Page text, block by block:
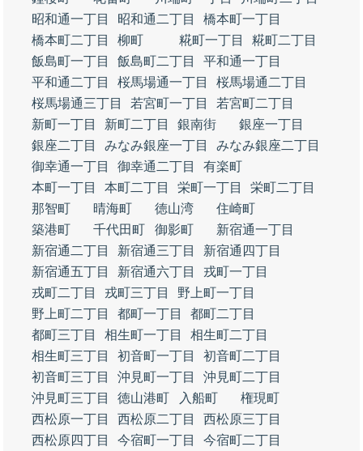
昭和通一丁目
昭和通二丁目
橋本町一丁目
橋本町二丁目
柳町 糀町一丁目
糀町二丁目
飯島町一丁目
飯島町二丁目
平和通一丁目
平和通二丁目
桜馬場通一丁目
桜馬場通二丁目
桜馬場通三丁目
若宮町一丁目
若宮町二丁目
新町一丁目
新町二丁目 銀南街
銀座一丁目
銀座二丁目
みなみ銀座一丁目
みなみ銀座二丁目
御幸通一丁目
御幸通二丁目
有楽町
本町一丁目
本町二丁目 栄町一丁目
栄町二丁目
那智町
晴海町 徳山湾
住崎町
築港町
千代田町 御影町
新宿通一丁目
新宿通二丁目
新宿通三丁目
新宿通四丁目
新宿通五丁目
新宿通六丁目
戎町一丁目
戎町二丁目
戎町三丁目
野上町一丁目
野上町二丁目
都町一丁目
都町二丁目
都町三丁目
相生町一丁目
相生町二丁目
相生町三丁目
初音町一丁目
初音町二丁目
初音町三丁目
沖見町一丁目
沖見町二丁目
沖見町三丁目
徳山港町 入船町
権現町
西松原一丁目
西松原二丁目
西松原三丁目
西松原四丁目
今宿町一丁目
今宿町二丁目